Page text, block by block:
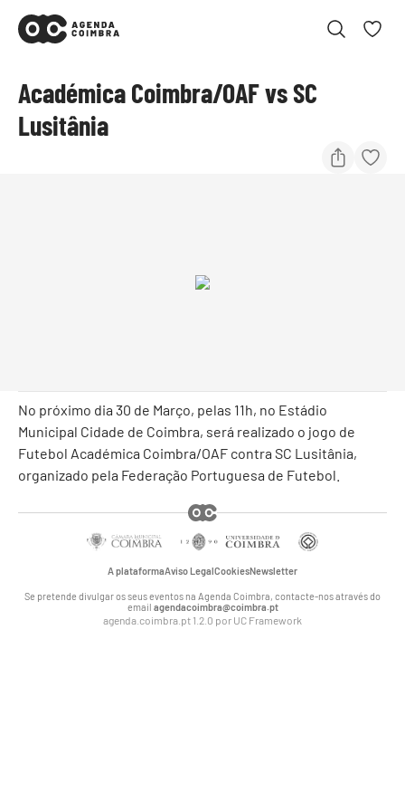
Académica Coimbra/OAF vs SC
Lusitânia
No próximo dia 30 de Março, pelas 11h, no Estádio
Municipal Cidade de Coimbra, será realizado o jogo de
Futebol Académica Coimbra/OAF contra SC Lusitânia,
organizado pela Federação Portuguesa de Futebol.
A plataformaAviso LegalCookiesNewsletter
Se pretende divulgar os seus eventos na Agenda Coimbra, contacte-nos através do
email agendacoimbra@coimbra.pt
agenda.coimbra.pt 1.2.0 por UC Framework